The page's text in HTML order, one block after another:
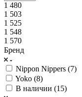
1 480
1 503
1 525
1 548
1 570
Бренд
Nippon Nippers (7)
Yoko (8)
В наличии (15)